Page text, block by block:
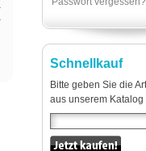
Schnellkauf
Bitte geben Sie die
aus unserem Katalog